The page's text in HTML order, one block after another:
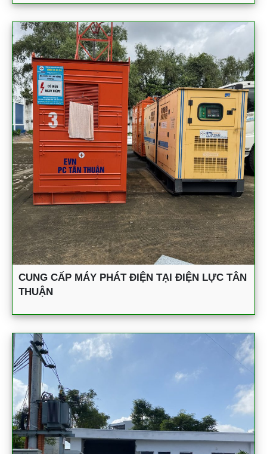
CUNG CẤP MÁY PHÁT ĐIỆN TẠI ĐIỆN LỰC TÂN
THUẬN